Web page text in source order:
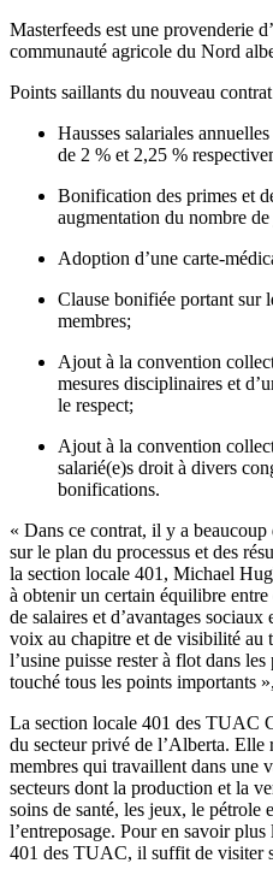
Masterfeeds est une provenderie
communauté agricole du Nord
Points saillants du nouveau
Hausses salariales
de 2 % et 2,25 %
Bonification des primes et
augmentation du nombre
Adoption d’une carte-
Clause bonifiée portant sur
membres;
Ajout à la convention
mesures disciplinaires et
le respect;
Ajout à la convention
salarié(e)s droit à divers
bonifications.
« Dans ce contrat, il y a
sur le plan du processus et des
la section locale 401, Michael
à obtenir un certain équilibre entre
de salaires et d’avantages
voix au chapitre et de visibilité au
l’usine puisse rester à flot dans
touché tous les points importants
La section locale 401 des TUAC
du secteur privé de l’Alberta. Elle
membres qui travaillent dans une
secteurs dont la production et la
soins de santé, les jeux, le pétrole
l’entreposage. Pour en savoir
401 des TUAC, il suffit de visiter